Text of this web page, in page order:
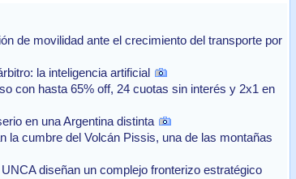
de movilidad ante el crecimiento del transporte por
la inteligencia artificial
con hasta 65% off, 24 cuotas sin interés y 2x1 en
en una Argentina distinta
la cumbre del Volcán Pissis, una de las montañas
diseñan un complejo fronterizo estratégico